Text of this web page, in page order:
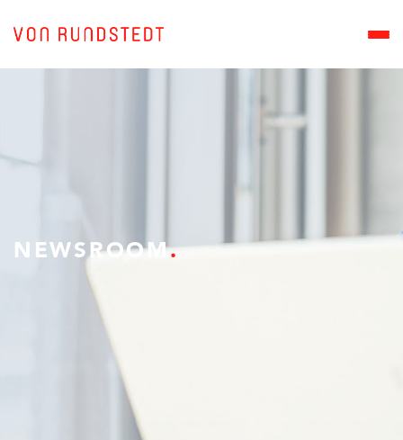
NEWSROOM